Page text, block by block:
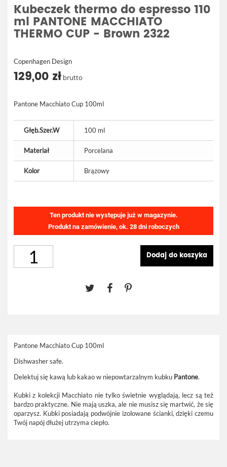
Kubeczek thermo do espresso 110
ml PANTONE MACCHIATO
THERMO CUP - Brown 2322
Copenhagen Design
129,00 zł brutto
Pantone Macchiato Cup 100ml
Głęb.Szer.W 100 ml
Materiał Porcelana
Kolor Brązowy
Ten produkt nie występuje już w magazynie.
Produkt na zamówienie, ok. 28 dni roboczych
Dodaj do koszyka
Pantone Macchiato Cup 100ml
Dishwasher safe.
Delektuj się kawą lub kakao w niepowtarzalnym kubku Pantone.
Kubki z kolekcji Macchiato nie tylko świetnie wyglądają, lecz są też
bardzo praktyczne. Nie mają uszka, ale nie musisz się martwić, że się
oparzysz. Kubki posiadają podwójnie izolowane ścianki, dzięki czemu
Twój napój dłużej utrzyma ciepło.